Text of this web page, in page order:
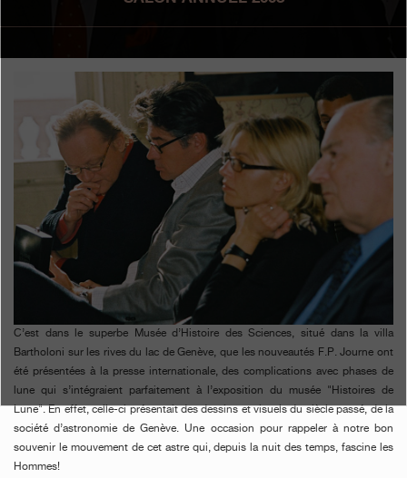
Boutiques
Catalogue
Contact
Search
Rechercher
FRANÇAIS ENGLISH 日本語 简体中文
C’est dans le superbe Musée d’Histoire des Sciences, situé dans la villa
Bartholoni sur les rives du lac de Genève, que les nouveautés F.P. Journe ont
été présentées à la presse internationale, des complications avec phases de
lune qui s’intégraient parfaitement à l’exposition du musée "Histoires de
Lune". En effet, celle-ci présentait des dessins et visuels du siècle passé, de la
société d’astronomie de Genève. Une occasion pour rappeler à notre bon
souvenir le mouvement de cet astre qui, depuis la nuit des temps, fascine les
Hommes!